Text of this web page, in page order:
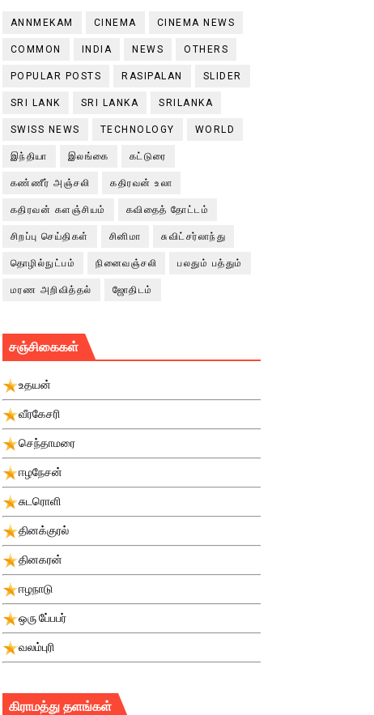
ANNMEKAM CINEMA CINEMA NEWS
COMMON INDIA NEWS OTHERS
POPULAR POSTS RASIPALAN SLIDER
SRI LANK SRI LANKA SRILANKA
SWISS NEWS TECHNOLOGY WORLD
இந்தியா இலங்கை கட்டுரை
கண்ணீர் அஞ்சலி கதிரவன் உலா
கதிரவன் களஞ்சியம் கவிதைத் தோட்டம்
சிறப்பு செய்திகள் சினிமா சுவிட்சர்லாந்து
தொழில்நுட்பம் நினைவஞ்சலி பலதும் பத்தும்
மரண அறிவித்தல் ஜோதிடம்
சஞ்சிகைகள்
உதயன்
வீரகேசரி
செந்தாமரை
ஈழநேசன்
சுடரொளி
தினக்குரல்
தினகரன்
ஈழநாடு
ஒரு பே்பபர்
வலம்புரி
கிராமத்து தளங்கள்